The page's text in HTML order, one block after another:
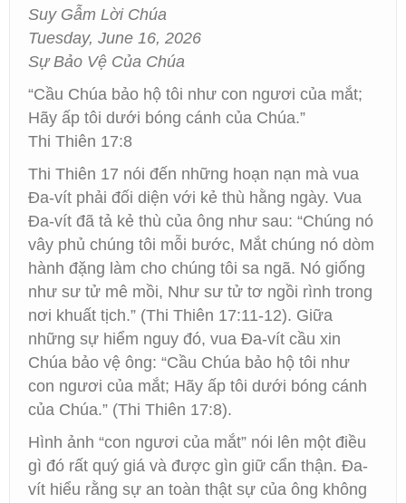
Suy Gẫm Lời Chúa
Tuesday, June 16, 2026
Sự Bảo Vệ Của Chúa
“Cầu Chúa bảo hộ tôi như con ngươi của mắt;
Hãy ấp tôi dưới bóng cánh của Chúa.”
Thi Thiên 17:8
Thi Thiên 17 nói đến những hoạn nạn mà vua
Đa-vít phải đối diện với kẻ thù hằng ngày. Vua
Đa-vít đã tả kẻ thù của ông như sau: “Chúng nó
vây phủ chúng tôi mỗi bước, Mắt chúng nó dòm
hành đặng làm cho chúng tôi sa ngã. Nó giống
như sư tử mê mồi, Như sư tử tơ ngồi rình trong
nơi khuất tịch.” (Thi Thiên 17:11-12). Giữa
những sự hiểm nguy đó, vua Đa-vít cầu xin
Chúa bảo vệ ông: “Cầu Chúa bảo hộ tôi như
con ngươi của mắt; Hãy ấp tôi dưới bóng cánh
của Chúa.” (Thi Thiên 17:8).
Hình ảnh “con ngươi của mắt” nói lên một điều
gì đó rất quý giá và được gìn giữ cẩn thận. Đa-
vít hiểu rằng sự an toàn thật sự của ông không